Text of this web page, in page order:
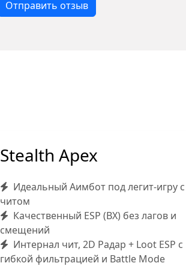
Отправить отзыв
Stealth Apex
Идеальный Аимбот под легит-игру с
читом
Качественный ESP (ВХ) без лагов и
смещений
Интернал чит, 2D Радар + Loot ESP с
гибкой фильтрацией и Battle Mode